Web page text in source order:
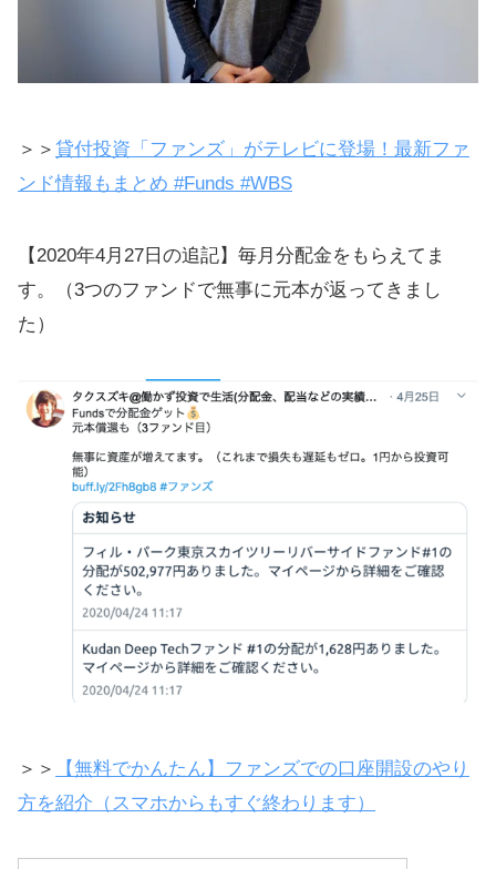
＞＞ 貸付投資「ファンズ」がテレビに登場！最新ファ
ンド情報もまとめ #Funds #WBS
【2020年4月27日の追記】毎月分配金をもらえてま
す。（3つのファンドで無事に元本が返ってきまし
た）
＞＞
【無料でかんたん】ファンズでの口座開設のやり
方を紹介（スマホからもすぐ終わります）